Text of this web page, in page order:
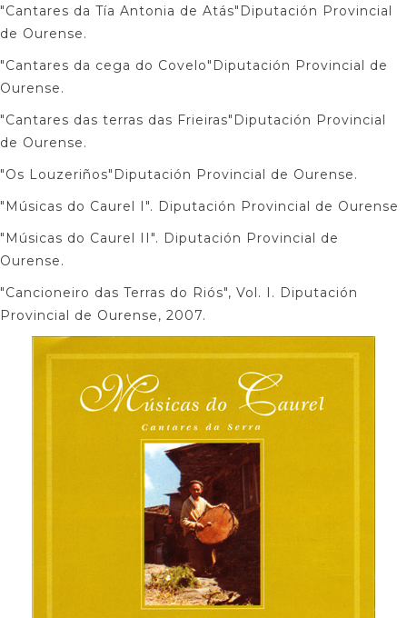
"Cantares da Tía Antonia de Atás"Diputación Provincial
de Ourense.
"Cantares da cega do Covelo"Diputación Provincial de
Ourense.
"Cantares das terras das Frieiras"Diputación Provincial
de Ourense.
"Os Louzeriños"Diputación Provincial de Ourense.
"Músicas do Caurel I". Diputación Provincial de Ourense
"Músicas do Caurel II". Diputación Provincial de
Ourense.
"Cancioneiro das Terras do Riós", Vol. I. Diputación
Provincial de Ourense, 2007.